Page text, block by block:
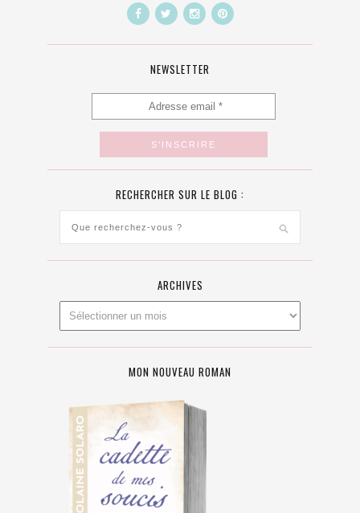
NEWSLETTER
RECHERCHER SUR LE BLOG :
ARCHIVES
MON NOUVEAU ROMAN